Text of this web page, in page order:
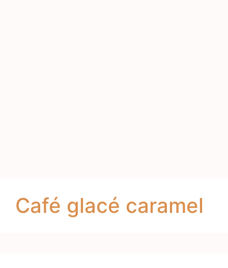
Café glacé caramel